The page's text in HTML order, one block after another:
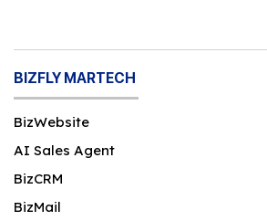
BIZFLY MARTECH
BizWebsite
AI Sales Agent
BizCRM
BizMail